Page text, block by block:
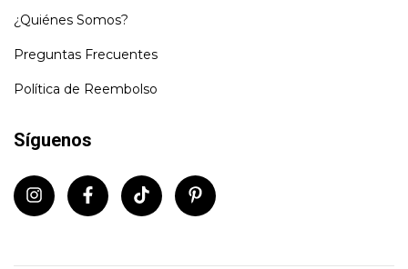
¿Quiénes Somos?
Preguntas Frecuentes
Política de Reembolso
Síguenos